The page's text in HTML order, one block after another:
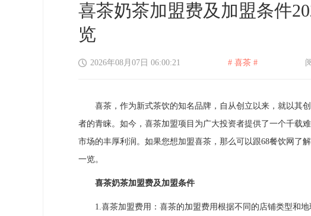
喜茶奶茶加盟费及加盟条件
览
2026年08月07日 06:00:21 # 喜茶 #
喜茶，作为新式茶饮的知名品牌，自从创立以来，就以其
者的青睐。如今，喜茶加盟项目为广大投资者提供了一个千载
市场的丰厚利润。如果您想加盟喜茶，那么可以跟68餐饮网了
一览。
喜茶奶茶加盟费及加盟条件
1.喜茶加盟费用：喜茶的加盟费用根据不同的店铺类型和地